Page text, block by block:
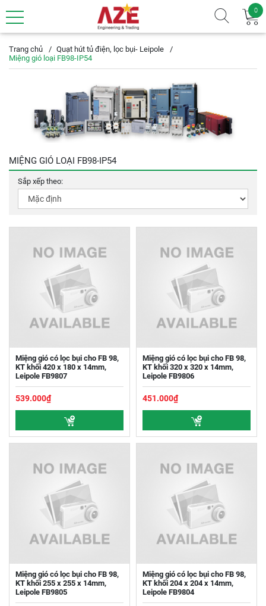
0
Trang chủ
Quạt hút tủ điện, lọc bụi- Leipole
Miệng gió loại FB98-IP54
MIỆNG GIÓ LOẠI FB98-IP54
Sắp xếp theo:
Miệng gió có lọc bụi cho FB 98,
KT khối 420 x 180 x 14mm,
Leipole FB9807
539.000₫
Miệng gió có lọc bụi cho FB 98,
KT khối 320 x 320 x 14mm,
Leipole FB9806
451.000₫
Miệng gió có lọc bụi cho FB 98,
KT khối 255 x 255 x 14mm,
Leipole FB9805
Miệng gió có lọc bụi cho FB 98,
KT khối 204 x 204 x 14mm,
Leipole FB9804